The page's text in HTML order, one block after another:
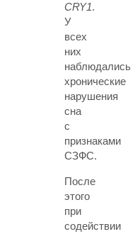
CRY1.
У
всех
них
наблюдались
хронические
нарушения
сна
с
признаками
СЗФС.
После
этого
при
содействии